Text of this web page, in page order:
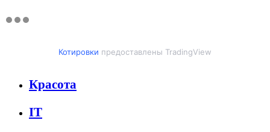
Котировки предоставлены TradingView
Красота
IT